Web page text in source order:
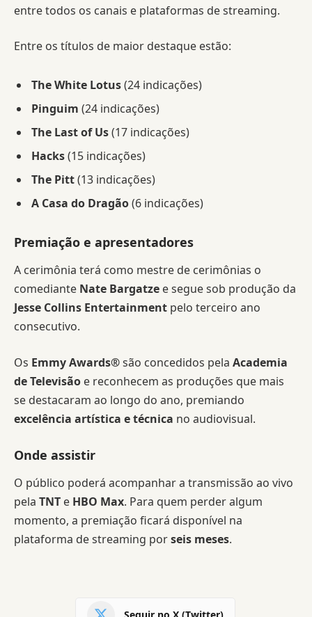
entre todos os canais e plataformas de streaming.
Entre os títulos de maior destaque estão:
The White Lotus(24 indicações)
Pinguim (24 indicações)
The Last of Us(17 indicações)
Hacks(15 indicações)
The Pitt(13 indicações)
A Casa do Dragão(6 indicações)
Premiação e apresentadores
A cerimônia terá como mestre de cerimônias o
comediante Nate Bargatze e segue sob produção da
Jesse Collins Entertainment pelo terceiro ano
consecutivo.
Os Emmy Awards®são concedidos pela Academia
de Televisão e reconhecem as produções que mais
se destacaram ao longo do ano, premiando
excelência artística e técnica no audiovisual.
Onde assistir
O público poderá acompanhar a transmissão ao vivo
pela TNT e HBO Max. Para quem perder algum
momento, a premiação ficará disponível na
plataforma de streaming porseis meses.